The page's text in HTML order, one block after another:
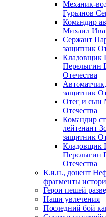
Механик-
Гурьянов
Командир
Михаил
Сержант
защитник
Кладовщик
Перелыгин
Отечества
защитник
Отец и сын
Отечества
Командир
лейтенант
защитник
Кладовщик
Перелыгин
Отечества
К.и.н., доцент
фрагменты
Герои пешей
Наши увлечения
Последний бой